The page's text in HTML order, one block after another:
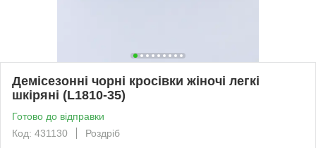
Демісезонні чорні кросівки жіночі легкі
шкіряні (L1810-35)
Готово до відправки
Код: 431130
Роздріб